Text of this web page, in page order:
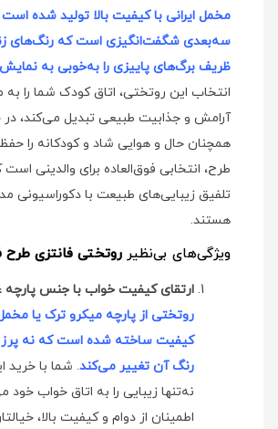
مخمل ایرانی با کیفیت بالا تولید شده
سه‌بعدی شگفت‌انگیزی است که رنگ‌های
ظریف برگ‌های پاییزی را به‌خوبی به
انتخاب این روتختی، اتاق کودک شما را به
آرامش و جذابیت طبیعی تبدیل می‌کند، در
همچنان حال و هوایی شاد و کودکانه را
طرح، انتخابی فوق‌العاده برای والدینی است
تلفیق زیبایی‌های طبیعت با دکوراسیونی
هستند.
ویژگی‌های بی‌نظیر روتختی فانتزی طرح
ارتقای کیفیت خواب با جنس پارچه
روتختی از پارچه میکرو ترک یا مخمل
کیفیت ساخته شده است که نه
رنگ آن تغییر می‌کند. شما با خرید
نه‌تنها زیبایی را به اتاق خواب خود
اطمینان از دوام و کیفیت بالا،